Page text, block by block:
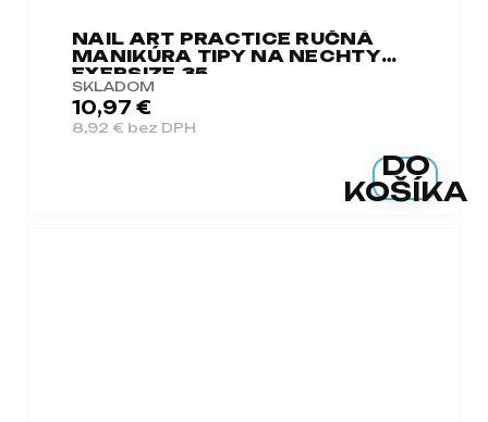
NAIL ART PRACTICE RUČNÁ
MANIKÚRA TIPY NA NECHTY
EXERSIZE 35
SKLADOM
8,92 € bez DPH
10,97 €
DO
KOŠÍKA